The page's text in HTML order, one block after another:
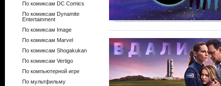
По комиксам DC Comics
По комиксам Dynamite
Entertainment
По комиксам Image
По комиксам Marvel
По комиксам Shogakukan
По комиксам Vertigo
По компьютерной игре
По мультфильму